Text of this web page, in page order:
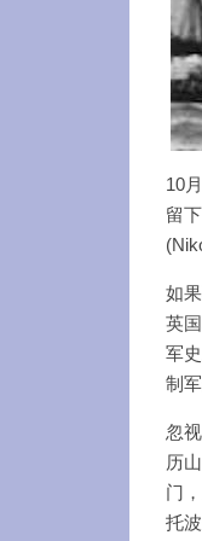
10
留
如
英
军
制
忽
历
门
托